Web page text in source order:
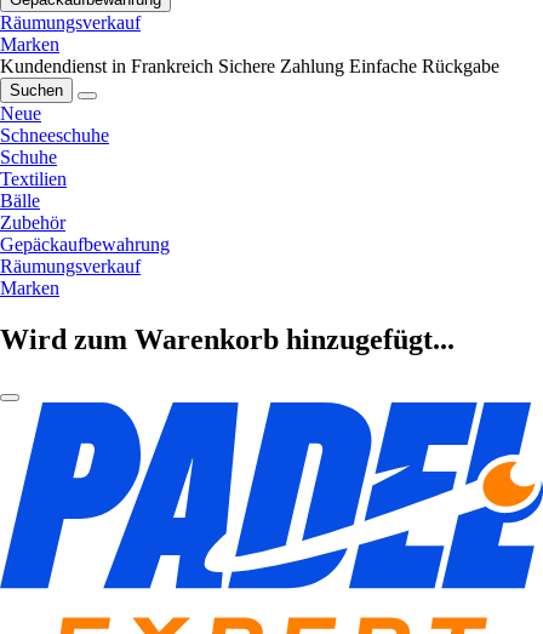
Räumungsverkauf
Marken
Kundendienst in Frankreich Sichere Zahlung Einfache Rückgabe
Suchen
Neue
Schneeschuhe
Schuhe
Textilien
Bälle
Zubehör
Gepäckaufbewahrung
Räumungsverkauf
Marken
Wird zum Warenkorb hinzugefügt...